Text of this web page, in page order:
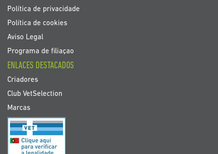
Política de privacidade
Política de cookies
Aviso Legal
Programa de filiaçao
ENLACES DESTACADOS
Criadores
Club VetSelection
Marcas